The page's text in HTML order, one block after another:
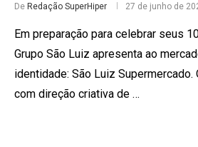
De Redação SuperHiper 27 de junho de
Em preparação para celebrar seus
Grupo São Luiz apresenta ao
identidade: São Luiz Supermercado.
com direção criativa de …